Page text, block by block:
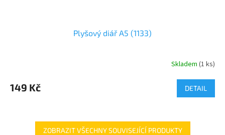
Plyšový diář A5 (1133)
Skladem (1 ks)
149 Kč DETAIL
ZOBRAZIT VŠECHNY SOUVISEJÍCÍ PRODUKTY